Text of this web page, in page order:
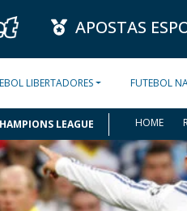
APOSTAS
LIBERTADORES FUTEBOL
LEAGUE HOME